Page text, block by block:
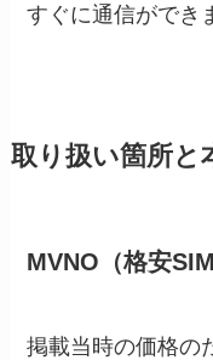
すぐに通信ができ
取り扱い箇所と
MVNO（格安
掲載当時の価格の